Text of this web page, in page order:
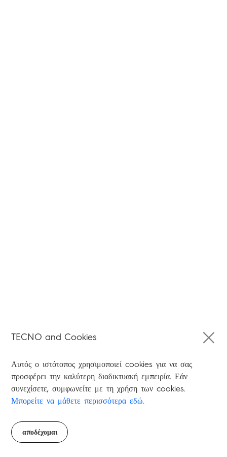
TECNO and Cookies
Αυτός ο ιστότοπος χρησιμοποιεί cookies για να σας
προσφέρει την καλύτερη διαδικτυακή εμπειρία. Εάν
συνεχίσετε, συμφωνείτε με τη χρήση των cookies.
Μπορείτε να μάθετε περισσότερα εδώ.
αποδέχομαι